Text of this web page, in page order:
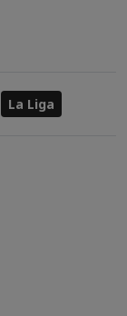
La Liga